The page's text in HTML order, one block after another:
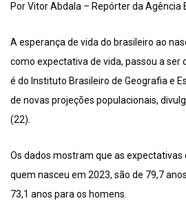
Por Vitor Abdala – Repórter da Agência
A esperança de vida do brasileiro ao
como expectativa de vida, passou a ser
é do Instituto Brasileiro de Geografia e
de novas projeções populacionais,
(22).
Os dados mostram que as expectativas
quem nasceu em 2023, são de 79,7
73,1 anos para os homens.